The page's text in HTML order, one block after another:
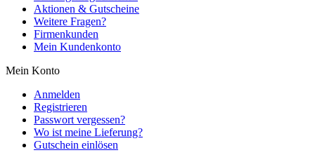
Aktionen & Gutscheine
Weitere Fragen?
Firmenkunden
Mein Kundenkonto
Mein Konto
Anmelden
Registrieren
Passwort vergessen?
Wo ist meine Lieferung?
Gutschein einlösen